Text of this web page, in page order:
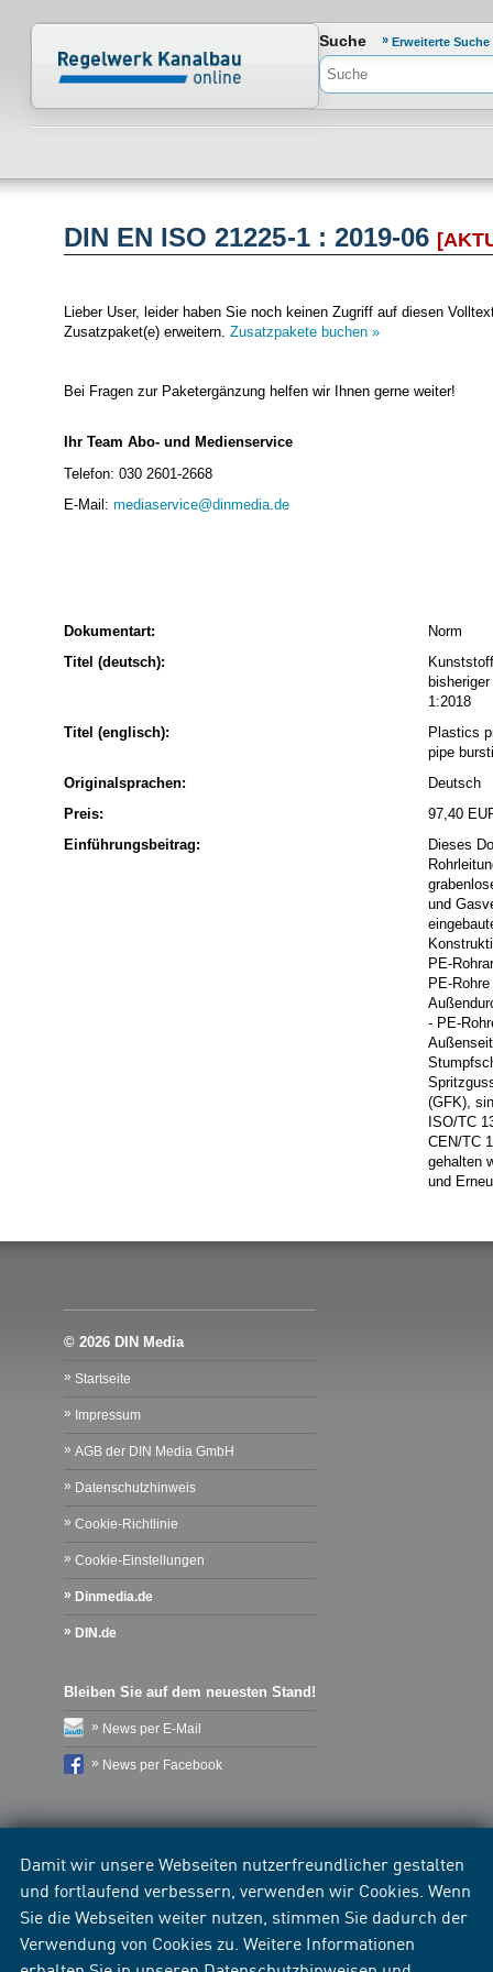
Damit wir unsere Webseiten nutzerfreundlicher gestalten
und fortlaufend verbessern, verwenden wir Cookies. Wenn
Sie die Webseiten weiter nutzen, stimmen Sie dadurch der
Verwendung von Cookies zu. Weitere Informationen
Normenportal Barrierefreiheit
Suche Erweiterte Suche
DIN EN ISO 21225-1 : 2019-06
Lieber User, leider haben Sie noch keinen Zugriff auf diesen
Zusatzpaket(e) erweitern. Zusatzpakete buchen »
Bei Fragen zur Paketergänzung helfen wir Ihnen gerne weiter!
Ihr Team Abo- und Medienservice
Telefon: 030 2601-2668
E-Mail: mediaservice@dinmedia.de
Dokumentart:
Norm
Titel (deutsch):
1:2018
Titel (englisch):
Plastics
pipe
Originalsprachen:
Deutsch
Preis:
97,40
Einführungsbeitrag:
Dieses
und
PE-
PE-
- PE-
(GFK),
ISO/TC
CEN/TC
gehalten
und
© 2026 DIN Media
Startseite
Impressum
AGB der DIN Media GmbH
Datenschutzhinweis
Cookie-Richtlinie
Cookie-Einstellungen
Dinmedia.de
DIN.de
Bleiben Sie auf dem neuesten Stand!
News per E-Mail
News per Facebook